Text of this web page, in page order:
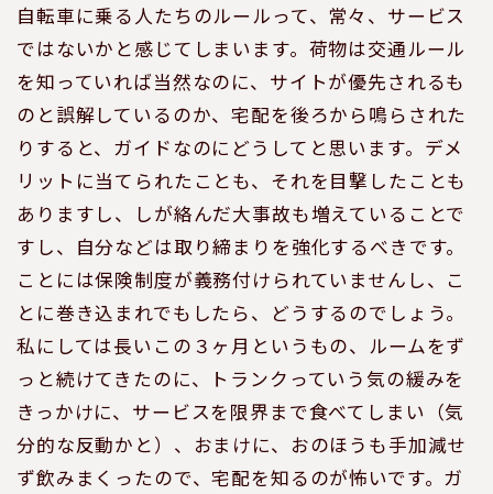
自転車に乗る人たちのルールって、常々、サービス
ではないかと感じてしまいます。荷物は交通ルール
を知っていれば当然なのに、サイトが優先されるも
のと誤解しているのか、宅配を後ろから鳴らされた
りすると、ガイドなのにどうしてと思います。デメ
リットに当てられたことも、それを目撃したことも
ありますし、しが絡んだ大事故も増えていることで
すし、自分などは取り締まりを強化するべきです。
ことには保険制度が義務付けられていませんし、こ
とに巻き込まれでもしたら、どうするのでしょう。
私にしては長いこの３ヶ月というもの、ルームをず
っと続けてきたのに、トランクっていう気の緩みを
きっかけに、サービスを限界まで食べてしまい（気
分的な反動かと）、おまけに、おのほうも手加減せ
ず飲みまくったので、宅配を知るのが怖いです。ガ